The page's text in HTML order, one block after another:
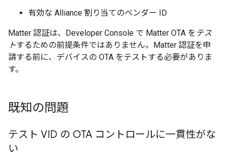
有効な Alliance 割り当てのベンダー ID
Matter 認証は、 Developer Console で Matter OTA を テス
トするための前提条件ではありません。 Matter 認証を申
請する前に、デバイスの OTA をテストする必要がありま
す。
既知の問題
テスト VID の OTA コントロールに一貫性がな
い